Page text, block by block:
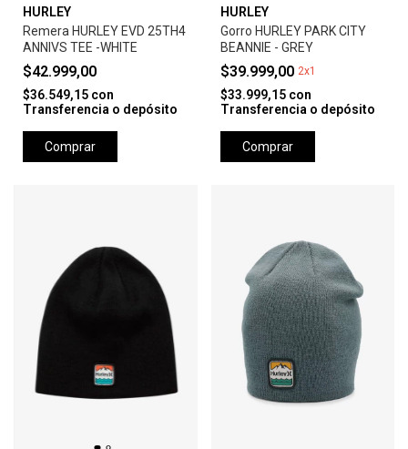
HURLEY
Remera HURLEY EVD 25TH4
ANNIVS TEE -WHITE
$42.999,00
$36.549,15 con
Transferencia o depósito
Comprar
HURLEY
Gorro HURLEY PARK CITY
BEANNIE - GREY
$39.999,00 2x1
$33.999,15 con
Transferencia o depósito
Comprar